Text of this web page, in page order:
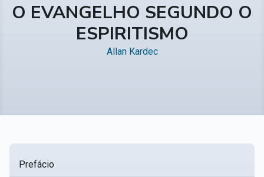
O EVANGELHO SEGUNDO O
ESPIRITISMO
Allan Kardec
Prefácio